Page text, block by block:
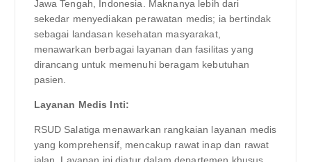
Jawa Tengah, Indonesia. Maknanya lebih dari
sekedar menyediakan perawatan medis; ia bertindak
sebagai landasan kesehatan masyarakat,
menawarkan berbagai layanan dan fasilitas yang
dirancang untuk memenuhi beragam kebutuhan
pasien.
Layanan Medis Inti:
RSUD Salatiga menawarkan rangkaian layanan medis
yang komprehensif, mencakup rawat inap dan rawat
jalan. Layanan ini diatur dalam departemen khusus,